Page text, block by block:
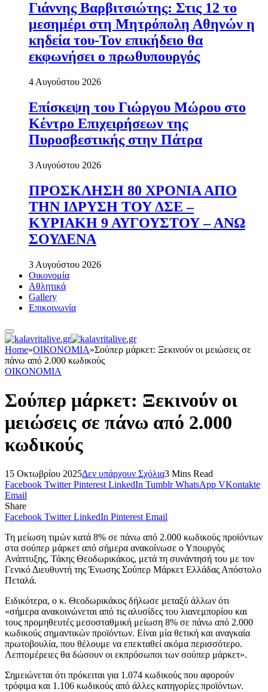
Γιάννης Βαρβιτσιώτης: Στις 12 το
μεσημέρι στη Μητρόπολη Αθηνών η
κηδεία του-Τον επικήδειο θα
εκφωνήσει ο πρωθυπουργός
4 Αυγούστου 2026
Επίσκεψη του Γιώργου Μώρου στο
Κέντρο Επιχειρήσεων της
Πυροσβεστικής στην Πάτρα
3 Αυγούστου 2026
ΠΡΟΣΚΛΗΣΗ 80 ΧΡΟΝΙΑ ΑΠΟ
ΤΗΝ ΙΔΡΥΣΗ ΤΟΥ ΔΣΕ –
ΚΥΡΙΑΚΗ 9 ΑΥΓΟΥΣΤΟΥ – ΑΝΩ
ΣΟΥΔΕΝΑ
3 Αυγούστου 2026
Οικονομία
Αθλητικά
Gallery
Επικοινωνία
Home»ΟΙΚΟΝΟΜΙΑ»Σούπερ μάρκετ: Ξεκινούν οι μειώσεις σε
πάνω από 2.000 κωδικούς
ΟΙΚΟΝΟΜΙΑ
Σούπερ μάρκετ: Ξεκινούν οι
μειώσεις σε πάνω από 2.000
κωδικούς
15 Οκτωβρίου 2025Δεν υπάρχουν Σχόλια3 Mins Read
Facebook Twitter Pinterest LinkedIn Tumblr WhatsApp VKontakte
Email
Share
Facebook Twitter LinkedIn Pinterest Email
Τη μείωση τιμών κατά 8% σε πάνω από 2.000 κωδικούς προϊόντων
στα σούπερ μάρκετ από σήμερα ανακοίνωσε ο Υπουργός
Ανάπτυξης, Τάκης Θεοδωρικάκος, μετά τη συνάντησή του με τον
Γενικό Διευθυντή της Ένωσης Σούπερ Μάρκετ Ελλάδας Απόστολο
Πεταλά.
Ειδικότερα, ο κ. Θεοδωρικάκος δήλωσε μεταξύ άλλων ότι
«σήμερα ανακοινώνεται από τις αλυσίδες του λιανεμπορίου και
τους προμηθευτές μεσοσταθμική μείωση 8% σε πάνω από 2.000
κωδικούς σημαντικών προϊόντων. Είναι μία θετική και αναγκαία
πρωτοβουλία, που θέλουμε να επεκταθεί ακόμα περισσότερο.
Λεπτομέρειες θα δώσουν οι εκπρόσωποι των σούπερ μάρκετ».
Σημειώνεται ότι πρόκειται για 1.074 κωδικούς που αφορούν
τρόφιμα και 1.106 κωδικούς από άλλες κατηγορίες προϊόντων.